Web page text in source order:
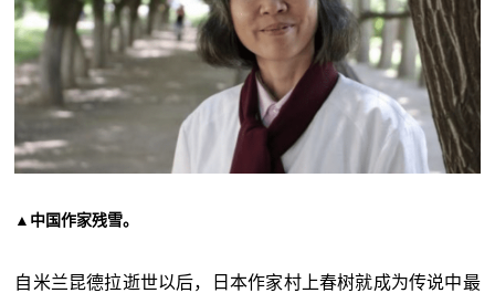
▲中国作家残雪。
自米兰昆德拉逝世以后，日本作家村上春树就成为传说中最